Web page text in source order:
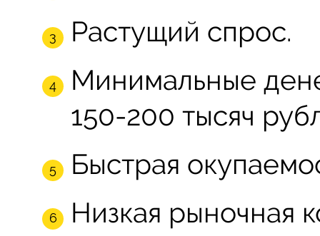
Растущий спрос.
Минимальные
150-200 тысяч
Быстрая
Низкая рыночная